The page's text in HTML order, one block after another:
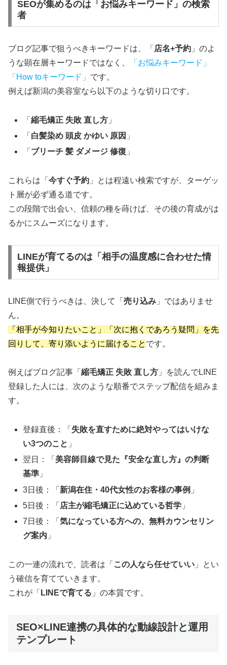
SEOが集めるのは「お悩みキーワード」の検索
者
ブログ記事で狙うべきキーワードは、「 店名+予約 」のよ
うな顕在層キーワードではなく、
「お悩みキーワード」
「How toキーワード」 です。
例えば新潟の美容室なら以下のような切り口です。
「縮毛矯正 失敗 直し方 」
「 白髪染め 頭皮 かゆい 原因 」
「 ブリーチ 髪 ダメージ 修復 」
これらは「 今すぐ予約 」とは程遠い検索ですが、ターゲッ
ト層が必ず通る道です。
この段階で出会い、信頼の種を蒔けば、その後の育成がは
るかにスムーズになります。
LINEが育てるのは「相手の温度感に合わせた情
報提供」
LINE側で行うべきは、決して「 売り込み 」ではありませ
ん。
「相手が今知りたいこと」「次に抱くであろう疑問」を先
回りして、寄り添いように届けること です。
例えばブログ記事「 縮毛矯正 失敗 直し方 」を読んでLINE
登録した人には、次のような順番でステップ配信を組みま
す。
登録直後：「 失敗を直すために絶対やってはいけな
い3つのこと 」
翌日：「 美容師目線で見た『安全な直し方』の判断
基準 」
3日後：「 新潟在住・40代女性のお客様の事例 」
5日後：「 店主が縮毛矯正に込めている哲学 」
7日後：「気になっている方への、無料カウンセリン
グ案内 」
この一連の流れで、読者は「 この人なら任せていい 」とい
う確信を育てていきます。
これが「 LINEで育てる 」の本質です。
SEO×LINE連携の具体的な動線設計と運用
テンプレート